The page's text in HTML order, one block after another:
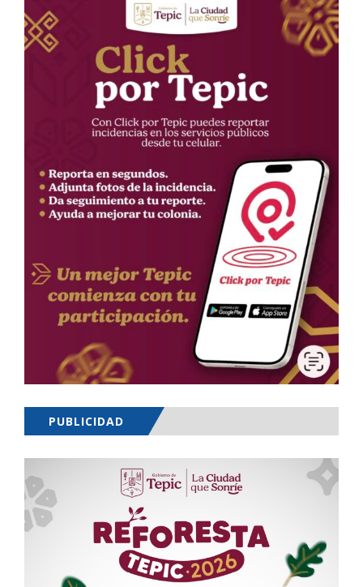
PUBLICIDAD